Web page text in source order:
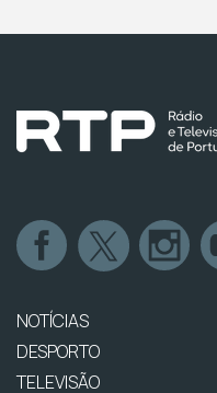
NOTÍCIAS
DESPORTO
TELEVISÃO